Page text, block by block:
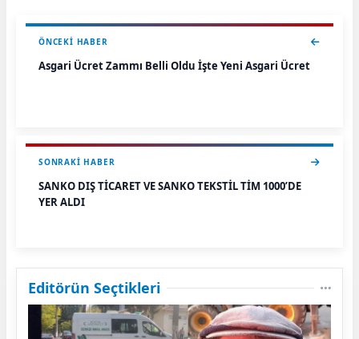
ÖNCEKI HABER
Asgari Ücret Zammı Belli Oldu İşte Yeni Asgari Ücret
SONRAKI HABER
SANKO DIŞ TİCARET VE SANKO TEKSTİL TİM 1000’DE
YER ALDI
Editörün Seçtikleri